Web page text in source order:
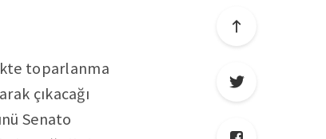
toparlanma
çıkacağı
Senato